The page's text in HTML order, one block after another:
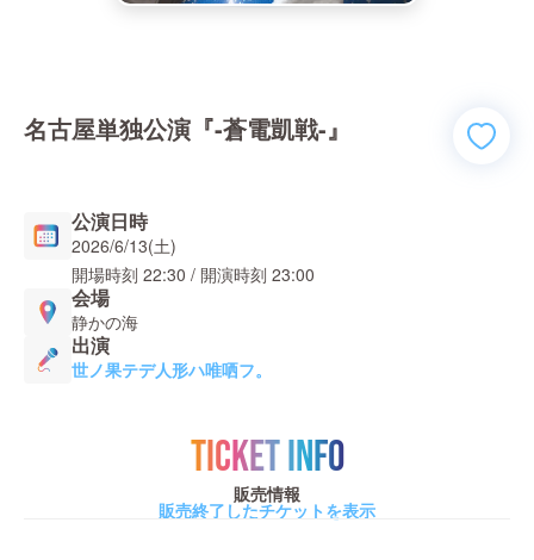
名古屋単独公演『-蒼電凱戦-』
公演日時
2026/6/13(土)
開場時刻 22:30 / 開演時刻 23:00
会場
静かの海
出演
世ノ果テデ人形ハ唯哂フ。
TICKET INFO
販売情報
販売終了したチケットを表示